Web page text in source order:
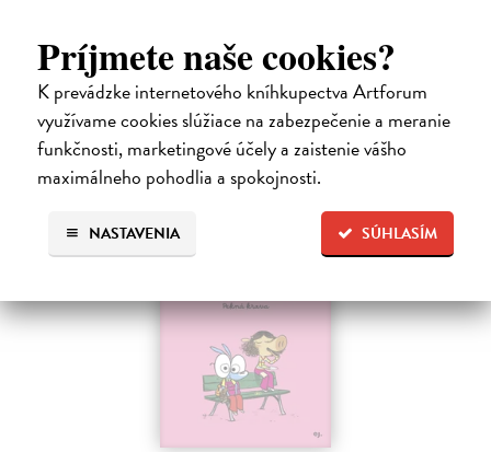
Príjmete naše cookies?
K prevádzke internetového kníhkupectva Artforum
využívame cookies slúžiace na zabezpečenie a meranie
funkčnosti, marketingové účely a zaistenie vášho
maximálneho pohodlia a spokojnosti.
SÚHLASÍM
NASTAVENIA
Ďalšie z kategórie knihy pre deti
od 7 do 9 rokov
na sklade